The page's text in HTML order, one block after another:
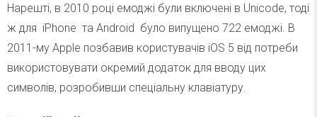
Нарешті, в 2010 році емоджі були включені в Unicode, тоді
ж для iPhone та Android було випущено 722 емоджі. В
2011-му Apple позбавив користувачів iOS 5 від потреби
використовувати окремий додаток для вводу цих
символів, розробивши спеціальну клавіатуру.